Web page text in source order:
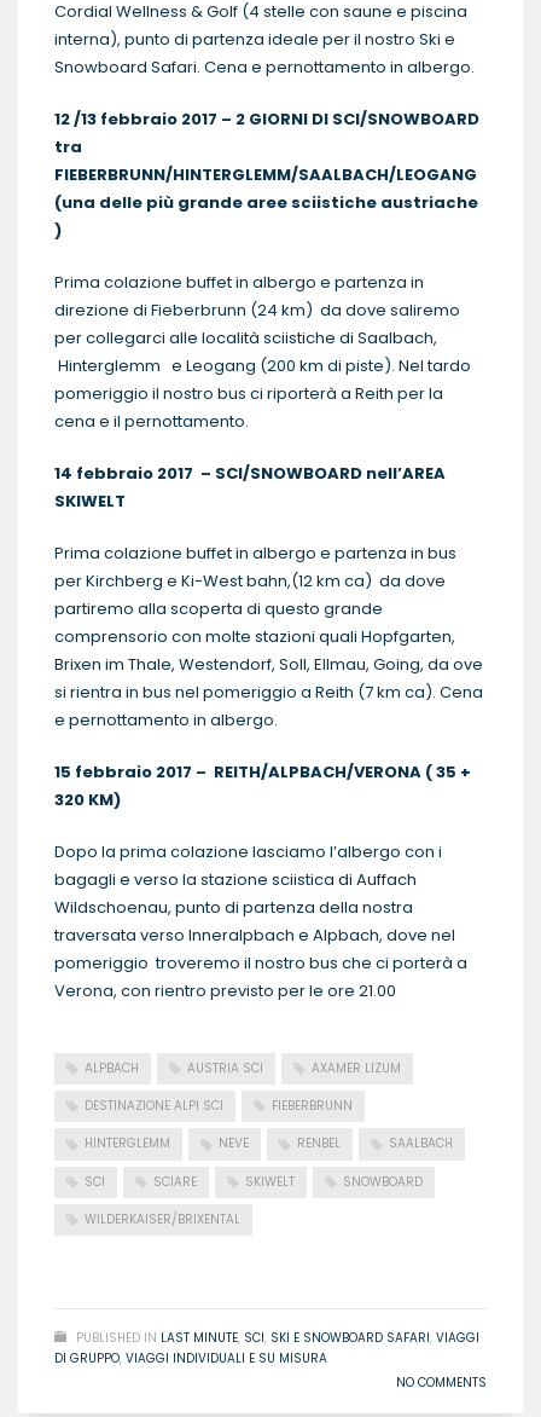
Cordial Wellness & Golf (4 stelle con saune e piscina
interna), punto di partenza ideale per il nostro Ski e
Snowboard Safari. Cena e pernottamento in albergo.
12 /13 febbraio 2017 – 2 GIORNI DI SCI/SNOWBOARD
tra
FIEBERBRUNN/HINTERGLEMM/SAALBACH/LEOGANG
(una delle più grande aree sciistiche austriache
)
Prima colazione buffet in albergo e partenza in
direzione di Fieberbrunn (24 km) da dove saliremo
per collegarci alle località sciistiche di Saalbach,
Hinterglemm e Leogang (200 km di piste). Nel tardo
pomeriggio il nostro bus ci riporterà a Reith per la
cena e il pernottamento.
14 febbraio 2017 – SCI/SNOWBOARD nell’AREA
SKIWELT
Prima colazione buffet in albergo e partenza in bus
per Kirchberg e Ki-West bahn,(12 km ca) da dove
partiremo alla scoperta di questo grande
comprensorio con molte stazioni quali Hopfgarten,
Brixen im Thale, Westendorf, Soll, Ellmau, Going, da ove
si rientra in bus nel pomeriggio a Reith (7 km ca). Cena
e pernottamento in albergo.
15 febbraio 2017 – REITH/ALPBACH/VERONA ( 35 +
320 KM)
Dopo la prima colazione lasciamo l’albergo con i
bagagli e verso la stazione sciistica di Auffach
Wildschoenau, punto di partenza della nostra
traversata verso Inneralpbach e Alpbach, dove nel
pomeriggio troveremo il nostro bus che ci porterà a
Verona, con rientro previsto per le ore 21.00
ALPBACH AUSTRIA SCI AXAMER LIZUM
DESTINAZIONE ALPI SCI FIEBERBRUNN
HINTERGLEMM NEVE RENBEL SAALBACH
SCI SCIARE SKIWELT SNOWBOARD
WILDERKAISER/BRIXENTAL
PUBLISHED IN LAST MINUTE, SCI, SKI E SNOWBOARD SAFARI, VIAGGI
DI GRUPPO, VIAGGI INDIVIDUALI E SU MISURA
NO COMMENTS